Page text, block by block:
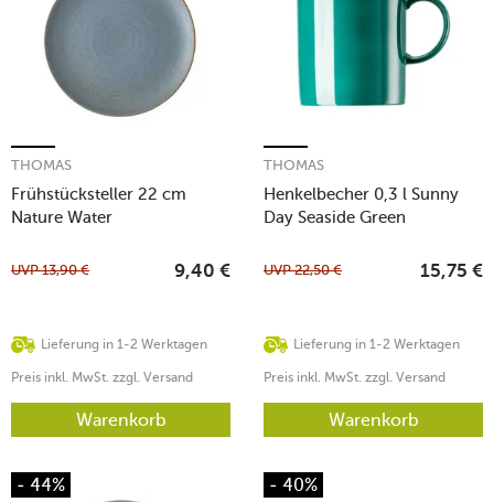
Frühstücksteller 22 cm
Nature Water
THOMAS
Lieferung in 1-2 Werktagen
UVP13,90 € 9,40 €
Preis inkl. MwSt. zzgl. Versand
Warenkorb
Henkelbecher 0,3 l Sunny
Day Seaside Green
THOMAS
Lieferung in 1-2 Werktagen
UVP22,50 € 15,75 €
Preis inkl. MwSt. zzgl. Versand
Warenkorb
- 44% - 40%